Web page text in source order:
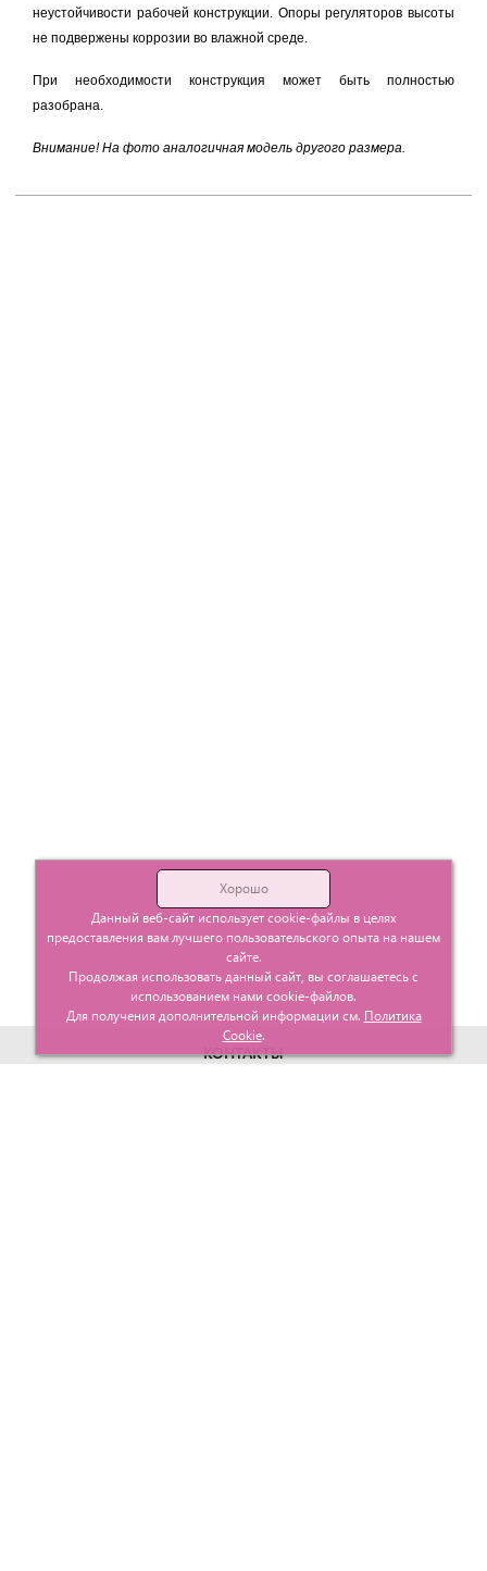
неустойчивости рабочей конструкции. Опоры регуляторов высоты
не подвержены коррозии во влажной среде.
При необходимости конструкция может быть полностью
разобрана.
Внимание! На фото аналогичная модель другого размера.
КОНТАКТЫ
Хорошо
Данный веб-сайт использует cookie-файлы в целях
предоставления вам лучшего пользовательского опыта на нашем
сайте.
Продолжая использовать данный сайт, вы соглашаетесь с
использованием нами cookie-файлов.
Для получения дополнительной информации см. Политика
Cookie.